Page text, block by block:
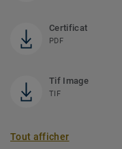
Certificat
PDF
Tif Image
TIF
Tout afficher